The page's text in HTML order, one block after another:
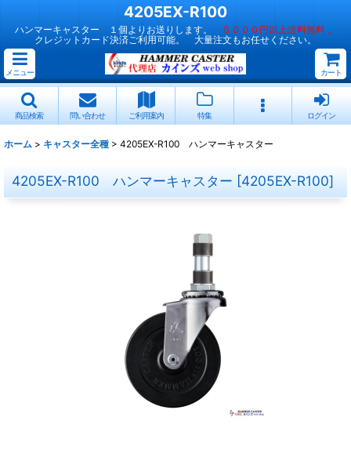
4205EX-R100
ハンマーキャスター １個よりお送りします。
５０００円以上送料無料 。
クレジットカード決済ご利用可能。 大量注文もお任せください。
メニュー カート
商品検索 問い合わせ ご利用案内 特集 ログイン
ホーム > キャスター全種 > 4205EX-R100 ハンマーキャスター
4205EX-R100 ハンマーキャスター [4205EX-R100]